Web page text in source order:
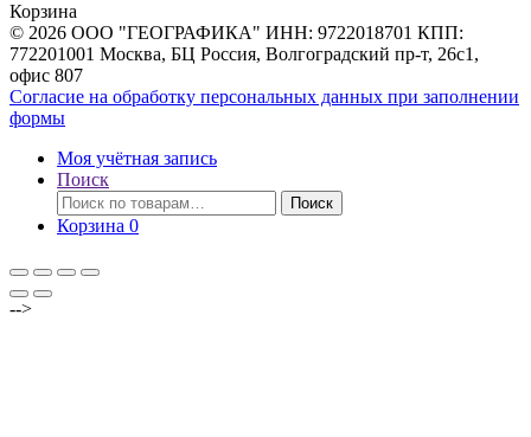
Корзина
© 2026 ООО "ГЕОГРАФИКА" ИНН: 9722018701 КПП:
772201001 Москва, БЦ Россия, Волгоградский пр-т, 26с1,
офис 807
Согласие на обработку персональных данных при заполнении
формы
Моя учётная запись
Поиск
Искать:
Поиск
Корзина 0
-->